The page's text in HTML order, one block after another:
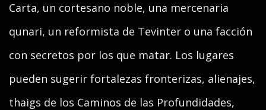
Carta, un cortesano noble, una mercenaria
qunari, un reformista de Tevinter o una facción
con secretos por los que matar. Los lugares
pueden sugerir fortalezas fronterizas, alienajes,
thaigs de los Caminos de las Profundidades,